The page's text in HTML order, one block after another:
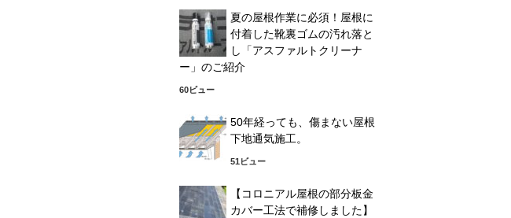
夏の屋根作業に必須！屋根に
付着した靴裏ゴムの汚れ落と
し「アスファルトクリーナ
ー」のご紹介
60ビュー
50年経っても、傷まない屋根
下地通気施工。
51ビュー
【コロニアル屋根の部分板金
カバー工法で補修しました】